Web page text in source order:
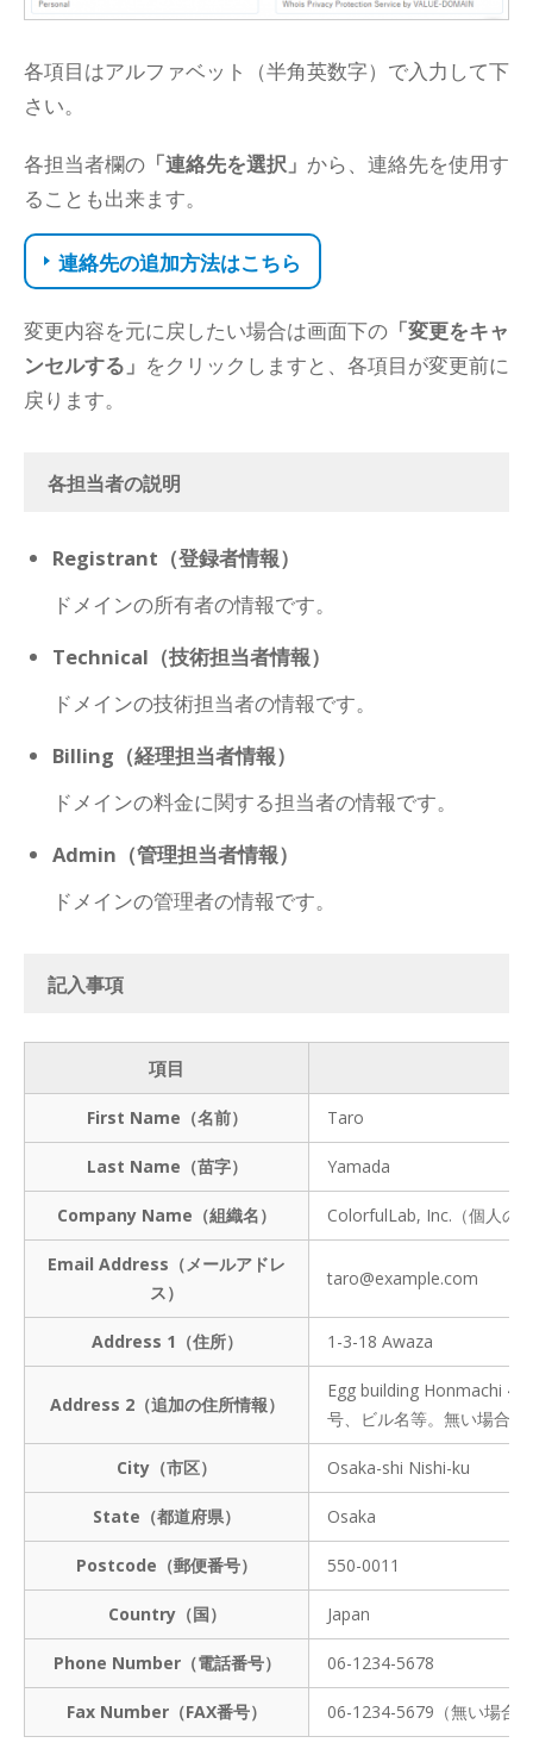
各項目はアルファベット（半角英数字）で入力して下
さい。
各担当者欄の 「連絡先を選択」 から、連絡先を使用す
ることも出来ます。
連絡先の追加方法はこちら
変更内容を元に戻したい場合は画面下の 「変更をキャ
ンセルする」 をクリックしますと、各項目が変更前に
戻ります。
各担当者の説明
Registrant（登録者情報）
ドメインの所有者の情報です。
Technical（技術担当者情報）
ドメインの技術担当者の情報です。
Billing（経理担当者情報）
ドメインの料金に関する担当者の情報です。
Admin（管理担当者情報）
ドメインの管理者の情報です。
記入事項
項目
First Name（名前） Taro
Last Name（苗字） Yamada
Company Name（組織名） ColorfulLab, Inc.（個人の
Email Address（メールアドレ
ス）
taro@example.com
Address 1（住所） 1-3-18 Awaza
Address 2（追加の住所情報）
Egg building Honmachi
号、ビル名等。無い場合は
City（市区） Osaka-shi Nishi-ku
State（都道府県） Osaka
Postcode（郵便番号） 550-0011
Country（国） Japan
Phone Number（電話番号） 06-1234-5678
Fax Number（FAX番号） 06-1234-5679（無い場合